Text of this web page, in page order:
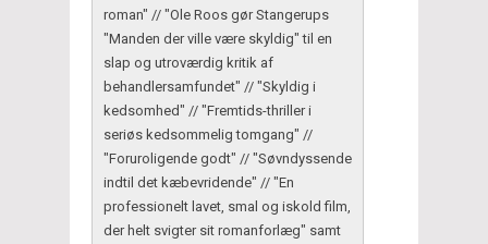
roman" // "Ole Roos gør Stangerups
"Manden der ville være skyldig" til en
slap og utroværdig kritik af
behandlersamfundet" // "Skyldig i
kedsomhed" // "Fremtids-thriller i
seriøs kedsommelig tomgang" //
"Foruroligende godt" // "Søvndyssende
indtil det kæbevridende" // "En
professionelt lavet, smal og iskold film,
der helt svigter sit romanforlæg" samt